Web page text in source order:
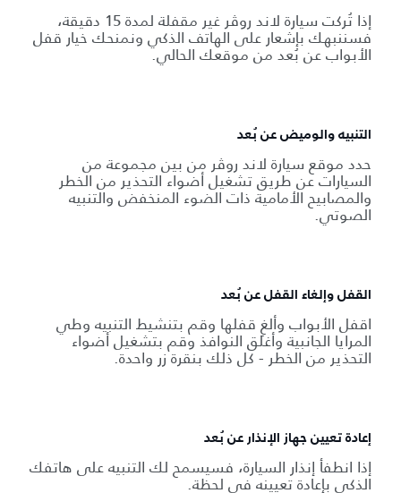
إذا تُركت سيارة لاند روڤر غير مقفلة لمدة 15 دقيقة،
فسننبهك بإشعار على الهاتف الذكي ونمنحك خيار قفل
الأبواب عن بُعد من موقعك الحالي.
التنبيه والوميض عن بُعد
حدد موقع سيارة لاند روڤر من بين مجموعة من
السيارات عن طريق تشغيل أضواء التحذير من الخطر
والمصابيح الأمامية ذات الضوء المنخفض والتنبيه
الصوتي.
القفل وإلغاء القفل عن بُعد
اقفل الأبواب وألغِ قفلها وقم بتنشيط التنبيه وطي
المرايا الجانبية وأغلق النوافذ وقم بتشغيل أضواء
التحذير من الخطر - كل ذلك بنقرة زر واحدة.
إعادة تعيين جهاز الإنذار عن بُعد
إذا انطفأ إنذار السيارة، فسيسمح لك التنبيه على هاتفك
الذكي بإعادة تعيينه في لحظة.